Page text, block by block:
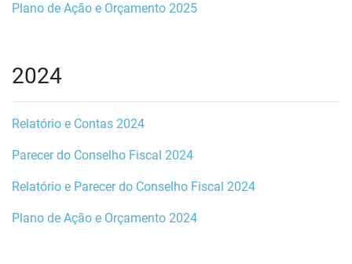
Plano de Ação e Orçamento 2025
2024
Relatório e Contas 2024
Parecer do Conselho Fiscal 2024
Relatório e Parecer do Conselho Fiscal 2024
Plano de Ação e Orçamento 2024